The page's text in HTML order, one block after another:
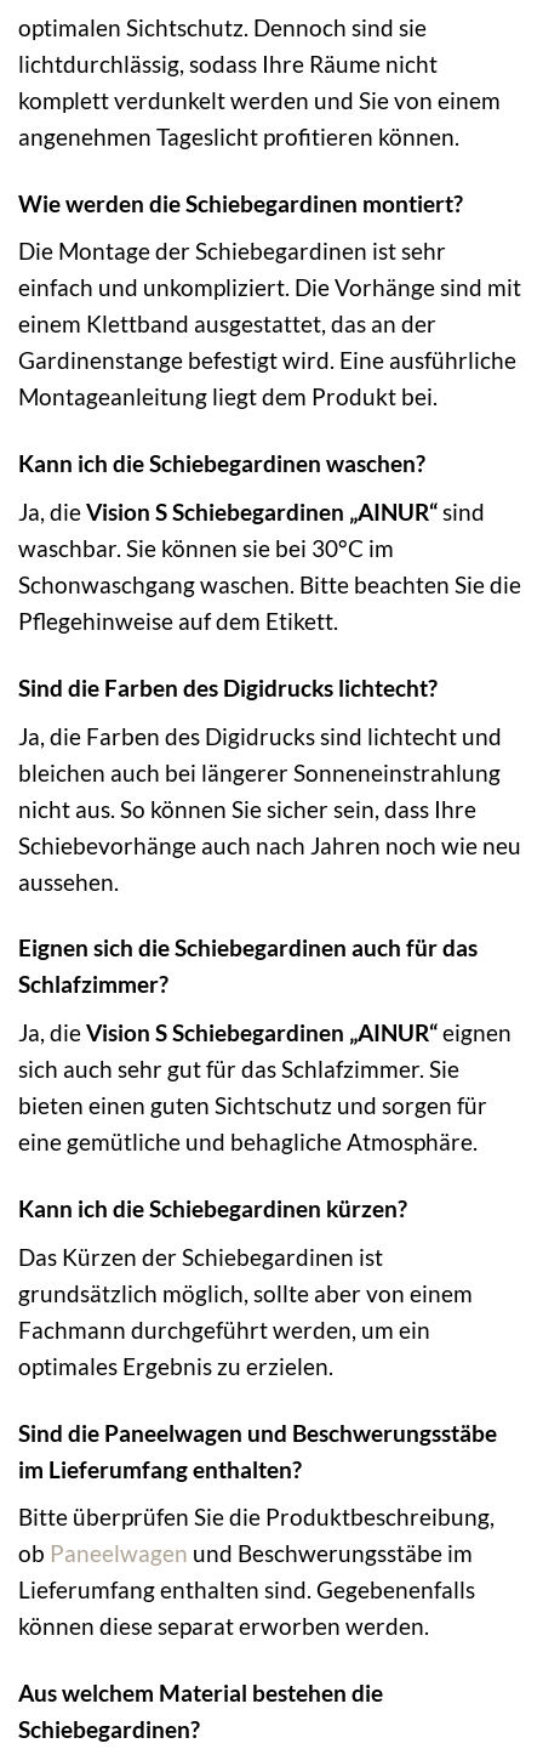
optimalen Sichtschutz. Dennoch sind sie
lichtdurchlässig, sodass Ihre Räume nicht
komplett verdunkelt werden und Sie von einem
angenehmen Tageslicht profitieren können.
Wie werden die Schiebegardinen montiert?
Die Montage der Schiebegardinen ist sehr
einfach und unkompliziert. Die Vorhänge sind mit
einem Klettband ausgestattet, das an der
Gardinenstange befestigt wird. Eine ausführliche
Montageanleitung liegt dem Produkt bei.
Kann ich die Schiebegardinen waschen?
Ja, dieVision S Schiebegardinen „AINUR“sind
waschbar. Sie können sie bei 30°C im
Schonwaschgang waschen. Bitte beachten Sie die
Pflegehinweise auf dem Etikett.
Sind die Farben des Digidrucks lichtecht?
Ja, die Farben des Digidrucks sind lichtecht und
bleichen auch bei längerer Sonneneinstrahlung
nicht aus. So können Sie sicher sein, dass Ihre
Schiebevorhänge auch nach Jahren noch wie neu
aussehen.
Eignen sich die Schiebegardinen auch für das
Schlafzimmer?
Ja, dieVision S Schiebegardinen „AINUR“eignen
sich auch sehr gut für das Schlafzimmer. Sie
bieten einen guten Sichtschutz und sorgen für
eine gemütliche und behagliche Atmosphäre.
Kann ich die Schiebegardinen kürzen?
Das Kürzen der Schiebegardinen ist
grundsätzlich möglich, sollte aber von einem
Fachmann durchgeführt werden, um ein
optimales Ergebnis zu erzielen.
Sind die Paneelwagen und Beschwerungsstäbe
im Lieferumfang enthalten?
Bitte überprüfen Sie die Produktbeschreibung,
ob Paneelwagen und Beschwerungsstäbe im
Lieferumfang enthalten sind. Gegebenenfalls
können diese separat erworben werden.
Aus welchem Material bestehen die
Schiebegardinen?